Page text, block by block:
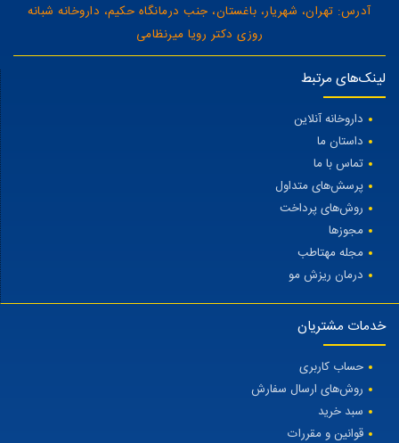
آدرس: تهران، شهریار، باغستان، جنب درمانگاه حکیم، داروخانه شبانه
روزی دکتر رویا میرنظامی
لینک‌های مرتبط
داروخانه آنلاین
داستان ما
تماس با ما
پرسش‌های متداول
روش‌های پرداخت
مجوزها
مجله مهتاطب
درمان ریزش مو
خدمات مشتریان
حساب کاربری
روش‌های ارسال سفارش
سبد خرید
قوانین و مقررات